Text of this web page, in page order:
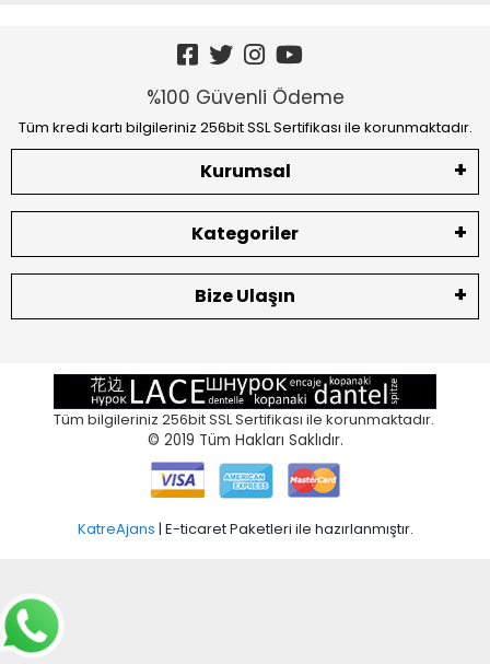
%100 Güvenli Ödeme
Tüm kredi kartı bilgileriniz 256bit SSL Sertifikası ile korunmaktadır.
Kurumsal
Kategoriler
Bize Ulaşın
Tüm bilgileriniz 256bit SSL Sertifikası ile korunmaktadır.
© 2019 Tüm Hakları Saklıdır.
KatreAjans | E-ticaret Paketleri ile hazırlanmıştır.